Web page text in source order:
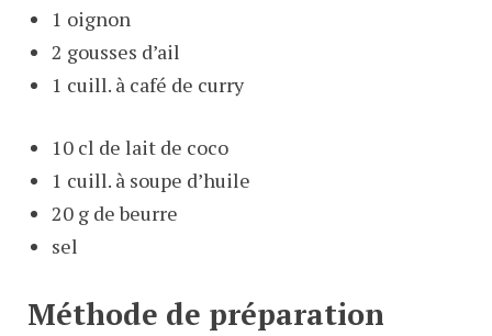
1 oignon
2 gousses d’ail
1 cuill. à café de curry
10 cl de lait de coco
1 cuill. à soupe d’huile
20 g de beurre
sel
Méthode de préparation